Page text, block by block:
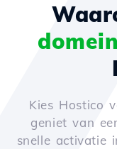
Kies Hostico
geniet van
snelle activatie